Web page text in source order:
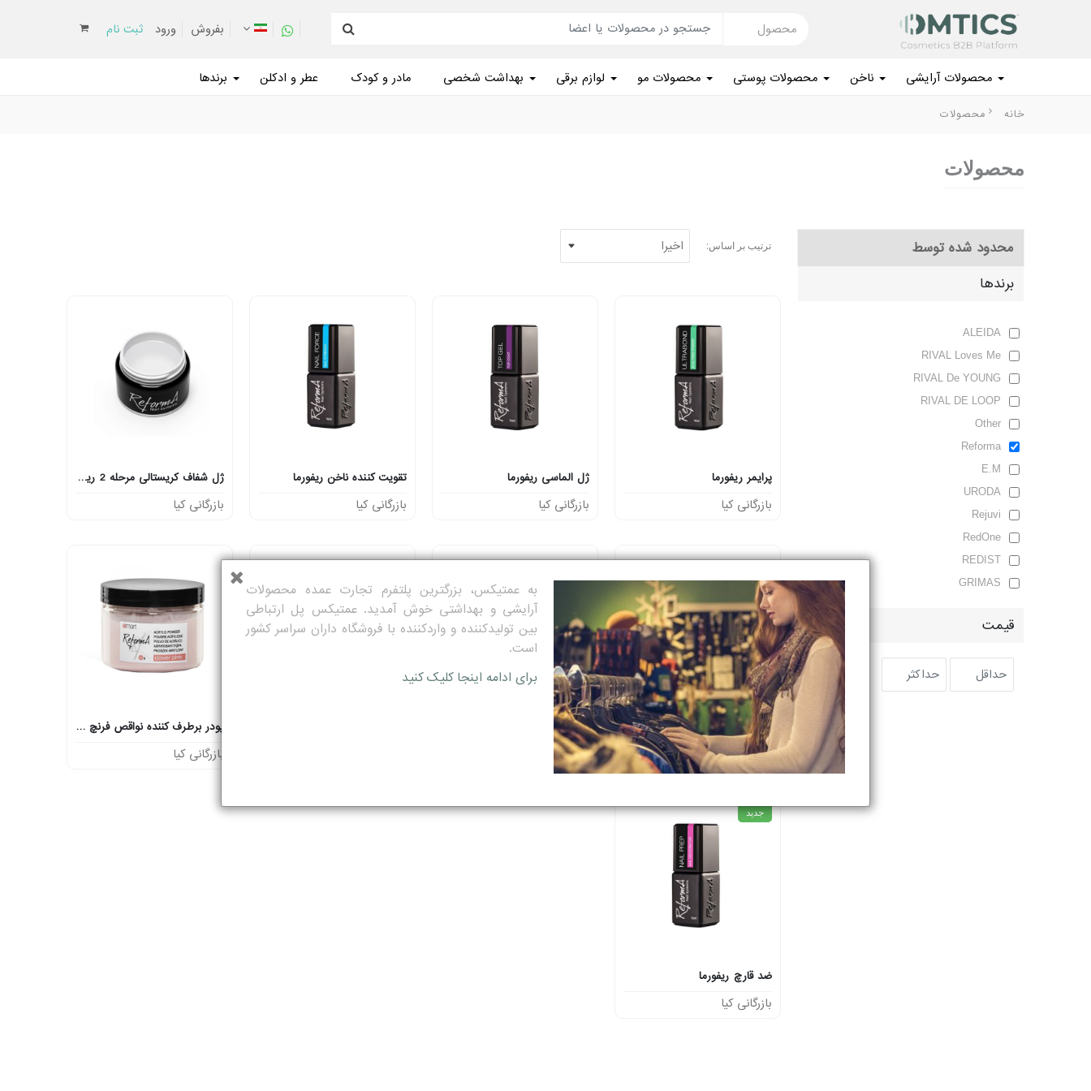
محصول بفروش ورود ثبت نام
محصولات آرایشی ناخن محصولات پوستی محصولات مو لوازم برقی بهداشت شخصی مادر و کودک عطر و ادکلن
برندها
بهداشت شخصی
مادر و کودک
عطر و ادکلن
لیست دلخواه
خرید مستقیم از تولید کننده
سریعترین زمان ارسال
تماس با ما
به عمتیکس، بزرگترین پلتفرم تجارت عمده محصولات
آرایشی و بهداشتی خوش آمدید. عمتیکس پل ارتباطی
بین تولیدکننده و واردکننده با فروشگاه داران سراسر کشور
است.
برای ادامه اینجا کلیک کنید
خانه محصولات
محصولات
محدود شده توسط
برندها
ALEIDA
RIVAL Loves Me
RIVAL De YOUNG
RIVAL DE LOOP
Other
Reforma
E.M
URODA
Rejuvi
RedOne
REDIST
GRIMAS
قیمت
برو
ترتیب بر اساس:
پرایمر ریفورما
بازرگانی کیا
ژل الماسی ریفورما
بازرگانی کیا
تقویت کننده ناخن ریفورما
بازرگانی کیا
ژل شفاف کریستالی مرحله 2 ریفورما
بازرگانی کیا
ژل طراحی برجسته صورتی ریفورما
بازرگانی کیا
اکریلیک لیکوئید ریفورما
بازرگانی کیا
پودر برطرف کننده نواقص فرنچ صورتی ریفورما
بازرگانی کیا
جديد
ضد قارچ ریفورما
بازرگانی کیا